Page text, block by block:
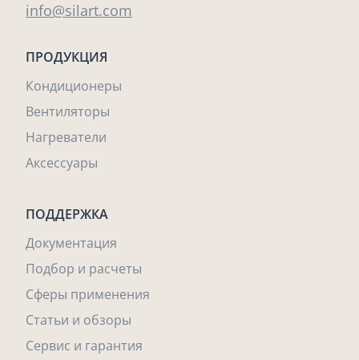
info@silart.com
ПРОДУКЦИЯ
Кондиционеры
Вентиляторы
Нагреватели
Аксессуары
ПОДДЕРЖКА
Документация
Подбор и расчеты
Сферы применения
Статьи и обзоры
Сервис и гарантия